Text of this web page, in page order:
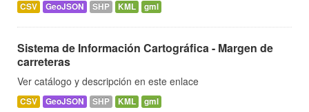
CSV GeoJSON SHP KML gml
Sistema de Información Cartográfica - Margen de
carreteras
Ver catálogo y descripción en este enlace
CSV GeoJSON SHP KML gml